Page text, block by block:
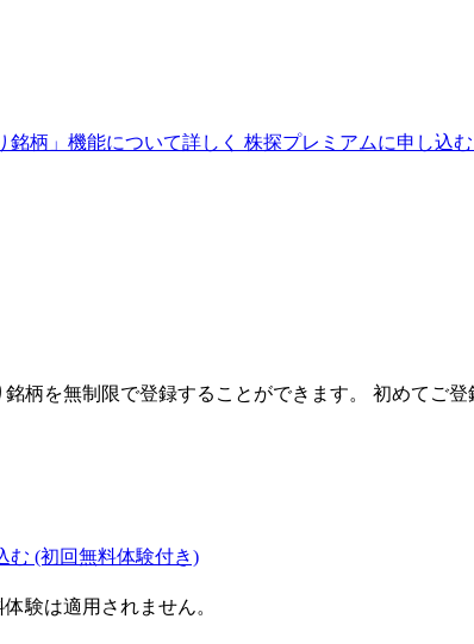
銘柄」機能について詳しく 株探プレミアムに申し込む
柄を無制限で登録することができます。 初めてご登
む (初回無料体験付き)
験は適用されません。